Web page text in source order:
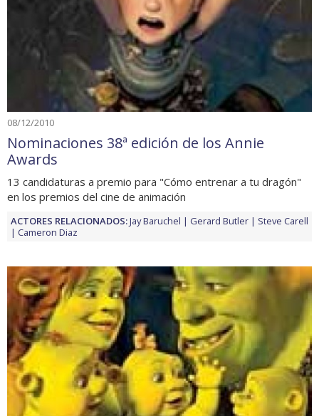
08/12/2010
Nominaciones 38ª edición de los Annie
Awards
13 candidaturas a premio para "Cómo entrenar a tu dragón"
en los premios del cine de animación
ACTORES RELACIONADOS:Jay Baruchel Gerard Butler
Steve Carell
Cameron Diaz